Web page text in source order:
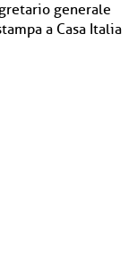
generale
a Casa Italia